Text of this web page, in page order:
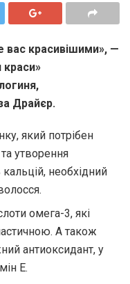
вас красивішими», —
краси»
Драйєр.
який потрібен
утворення
необхідний
омега-3, які
А також
антиоксидант, у
E.